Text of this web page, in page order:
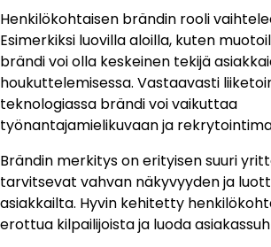
Henkilökohtaisen brändin rooli
Esimerkiksi luovilla aloilla, kuten
brändi voi olla keskeinen tekijä
houkuttelemisessa. Vastaavasti
teknologiassa brändi voi vaikuttaa
työnantajamielikuvaan ja
Brändin merkitys on erityisen suuri
tarvitsevat vahvan näkyvyyden ja
asiakkailta. Hyvin kehitetty
erottua kilpailijoista ja luoda